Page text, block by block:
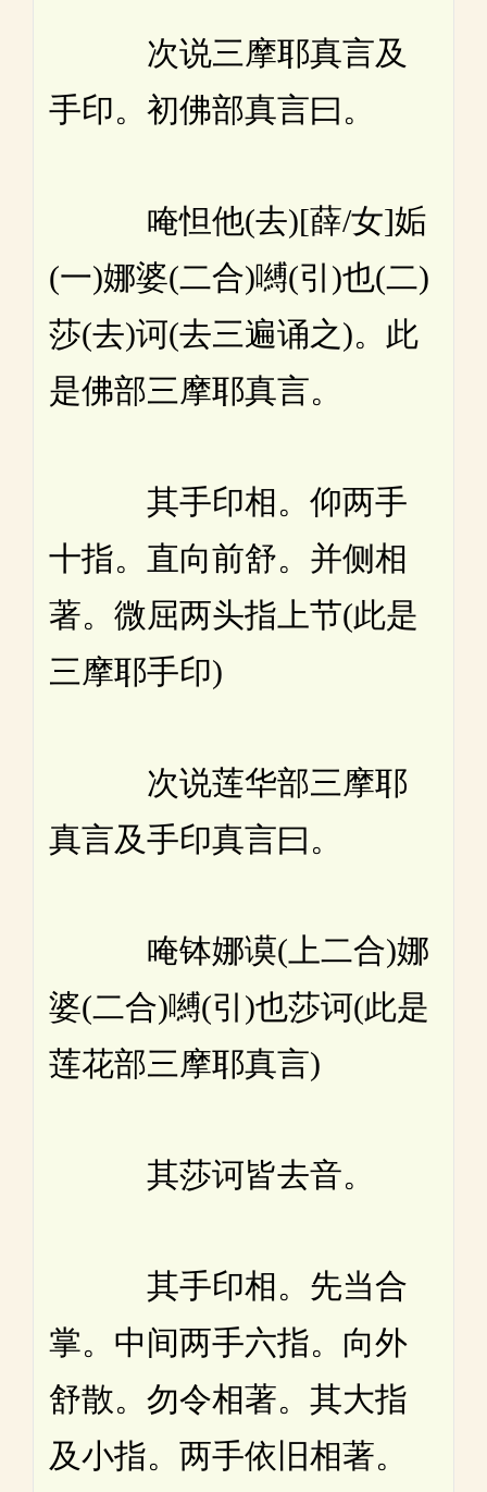
次说三摩耶真言及
手印。初佛部真言曰。
唵怛他(去)[薛/女]姤
(一)娜婆(二合)嚩(引)也(二)
莎(去)诃(去三遍诵之)。此
是佛部三摩耶真言。
其手印相。仰两手
十指。直向前舒。并侧相
著。微屈两头指上节(此是
三摩耶手印)
次说莲华部三摩耶
真言及手印真言曰。
唵钵娜谟(上二合)娜
婆(二合)嚩(引)也莎诃(此是
莲花部三摩耶真言)
其莎诃皆去音。
其手印相。先当合
掌。中间两手六指。向外
舒散。勿令相著。其大指
及小指。两手依旧相著。